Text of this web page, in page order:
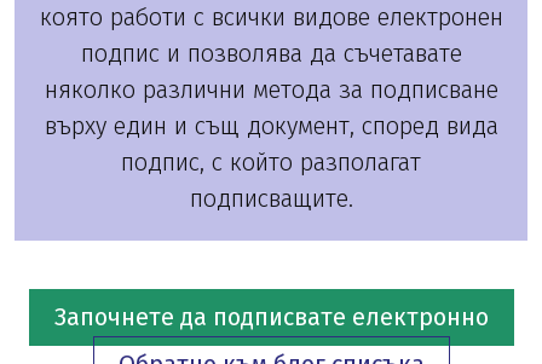
която работи с всички видове електронен
подпис и позволява да съчетавате
няколко различни метода за подписване
върху един и същ документ, според вида
подпис, с който разполагат
подписващите.
Започнете да подписвате електронно